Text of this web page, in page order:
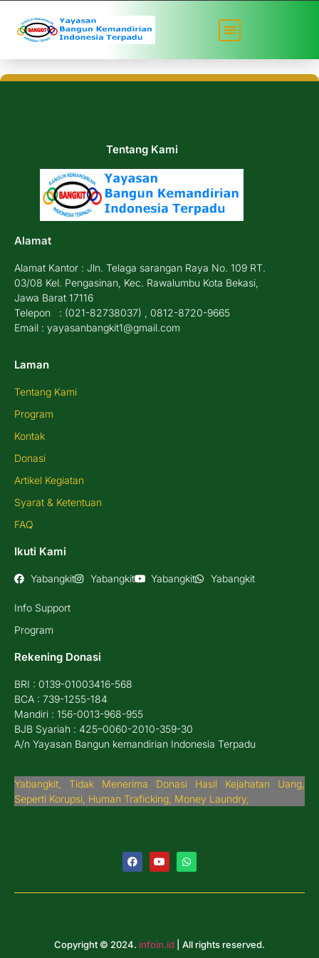
Timeline
Tentang Kami
Alamat
Alamat Kantor : Jln. Telaga sarangan Raya No. 109 RT.
03/08 Kel. Pengasinan, Kec. Rawalumbu Kota Bekasi,
Jawa Barat 17116
Telepon : (021-82738037) , 0812-8720-9665
Email : yayasanbangkit1@gmail.com
Laman
Tentang Kami
Program
Kontak
Donasi
Artikel Kegiatan
Syarat & Ketentuan
FAQ
Ikuti Kami
Yabangkit Yabangkit Yabangkit Yabangkit
Info Support
Program
Rekening Donasi
BRI : 0139-01003416-568
BCA : 739-1255-184
Mandiri : 156-0013-968-955
BJB Syariah : 425–0060-2010-359-30
A/n Yayasan Bangun kemandirian Indonesia Terpadu
Yabangkit, Tidak Menerima Donasi Hasil Kejahatan Uang,
Seperti Korupsi, Human Traficking, Money Laundry,
Copyright © 2024. infoin.id | All rights reserved.